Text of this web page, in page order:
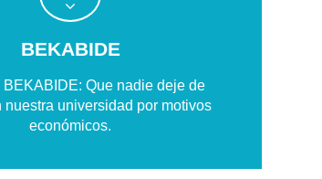
BEKABIDE
BEKABIDE: Que nadie deje de
nuestra universidad por motivos
económicos.